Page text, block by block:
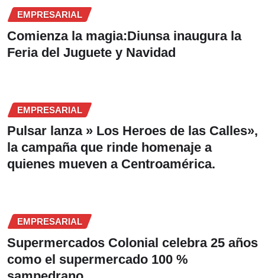
EMPRESARIAL
Comienza la magia:Diunsa inaugura la
Feria del Juguete y Navidad
EMPRESARIAL
Pulsar lanza » Los Heroes de las Calles»,
la campaña que rinde homenaje a
quienes mueven a Centroamérica.
EMPRESARIAL
Supermercados Colonial celebra 25 años
como el supermercado 100 %